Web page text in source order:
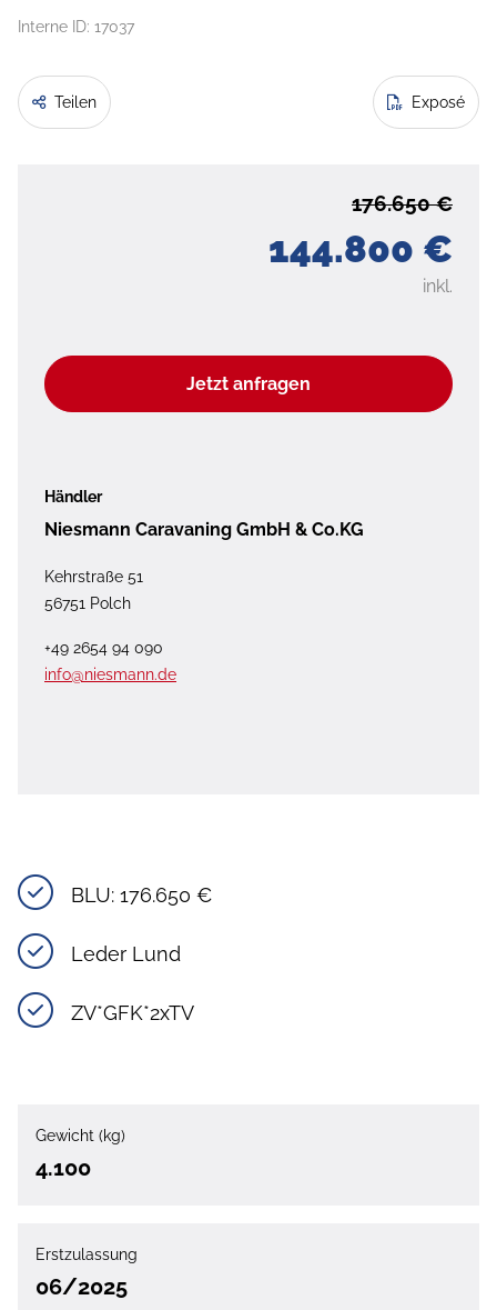
Interne ID: 17037
Teilen Exposé
144.800 €
176.650 €
inkl.
Jetzt anfragen
Händler
Niesmann Caravaning GmbH & Co.KG
Kehrstraße 51
56751 Polch
+49 2654 94 090
info@niesmann.de
BLU: 176.650 €
Leder Lund
ZV*GFK*2xTV
Gewicht (kg)
4.100
Erstzulassung
06/2025